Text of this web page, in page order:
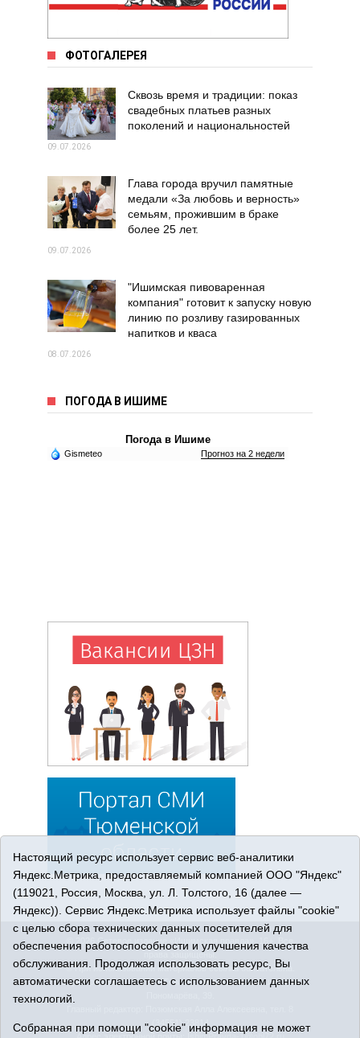
ФОТОГАЛЕРЕЯ
Сквозь время и традиции: показ
свадебных платьев разных
поколений и национальностей
09.07.2026
Глава города вручил памятные
медали «За любовь и верность»
семьям, прожившим в браке
более 25 лет.
09.07.2026
"Ишимская пивоваренная
компания" готовит к запуску новую
линию по розливу газированных
напитков и кваса
08.07.2026
ПОГОДА В ИШИМЕ
Погода в Ишиме
Gismeteo Прогноз на 2 недели
© 2026 Сетевое издание «Ишимская правда». 16+. Все
права защищены.
© При использовании материалов ссылка обязательна.
Адрес редакции: 627750 Тюменская область, г. Ишим, ул.
(34551) 23814
Настоящий ресурс использует сервис веб-аналитики
Яндекс.Метрика, предоставляемый компанией ООО "Яндекс"
(119021, Россия, Москва, ул. Л. Толстого, 16 (далее —
Яндекс)). Сервис Яндекс.Метрика использует файлы "cookie"
с целью сбора технических данных посетителей для
обеспечения работоспособности и улучшения качества
обслуживания. Продолжая использовать ресурс, Вы
автоматически соглашаетесь с использованием данных
технологий.
Собранная при помощи "cookie" информация не может